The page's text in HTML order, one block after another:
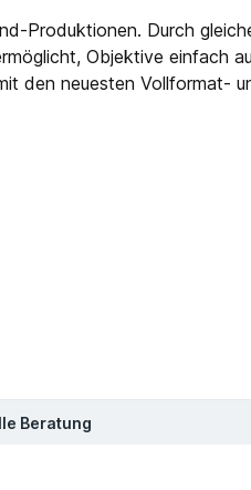
Produktionen. Durch
Objektive einfach
den neuesten Vollformat-
Beratung